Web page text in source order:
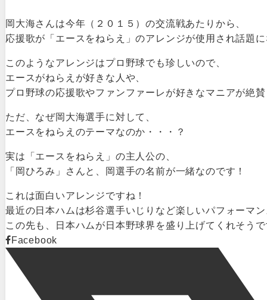
岡大海さんは今年（２０１５）の交流戦あたりから、
応援歌が「エースをねらえ」のアレンジが使用され話題
このようなアレンジはプロ野球でも珍しいので、
エースがねらえが好きな人や、
プロ野球の応援歌やファンファーレが好きなマニアが絶
ただ、なぜ岡大海選手に対して、
エースをねらえのテーマなのか・・・？
実は「エースをねらえ」の主人公の、
「岡ひろみ」さんと、岡選手の名前が一緒なのです！
これは面白いアレンジですね！
最近の日本ハムは杉谷選手いじりなど楽しいパフォーマ
この先も、日本ハムが日本野球界を盛り上げてくれそう
Facebook